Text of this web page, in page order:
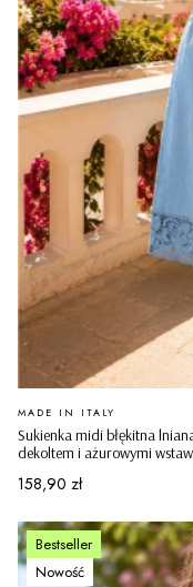
Sukienka midi błękitna
dekoltem i ażurowymi
PRODUCENT
MADE IN ITALY
Cena
158,90 zł
Bestseller
Nowość